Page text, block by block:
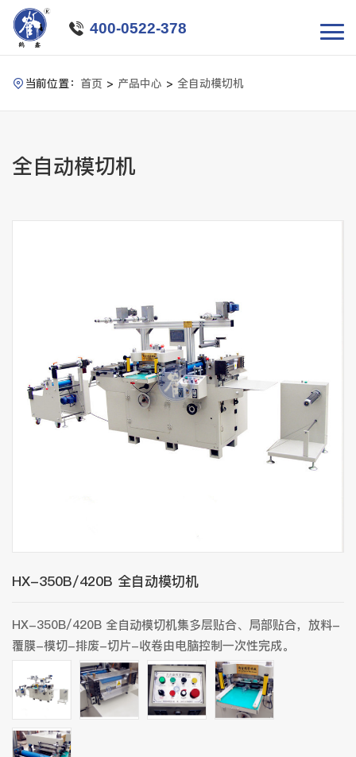
 400-0522-378
 当前位置： 首页 > 产品中心 > 全自动模切机
全自动模切机
HX-350B/420B 全自动模切机
HX-350B/420B 全自动模切机集多层贴合、局部贴合，放料-
覆膜-模切-排废-切片-收卷由电脑控制一次性完成。